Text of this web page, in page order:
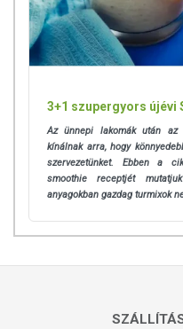
3+1 szupergyors újévi
Az ünnepi lakomák után
kínálnak arra, hogy
szervezetünket. Ebben a
smoothie receptjét
anyagokban gazdag turmixok